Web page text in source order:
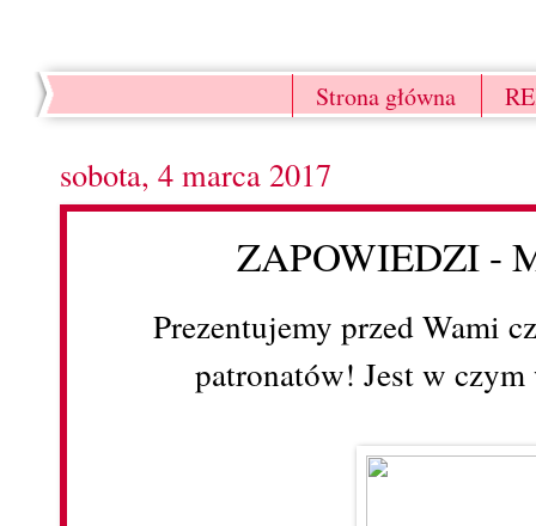
Strona główna
sobota, 4 marca 2017
ZAPOWIEDZI -
Prezentujemy przed Wami
patronatów! Jest w